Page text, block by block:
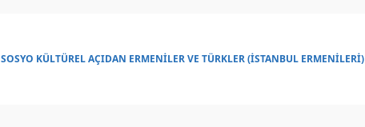
SOSYO KÜLTÜREL AÇIDAN ERMENİLER VE TÜRKLER (İSTANBUL ERMENİLERİ)